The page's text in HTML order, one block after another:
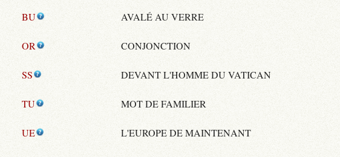
BU AVALÉ AU VERRE
OR CONJONCTION
SS DEVANT L'HOMME DU VATICAN
TU MOT DE FAMILIER
UE L'EUROPE DE MAINTENANT